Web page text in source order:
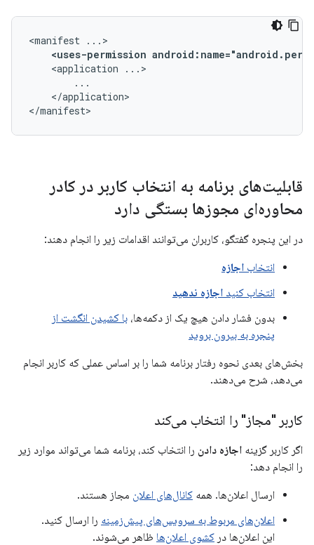
<manifest
<uses-permission
<application
</application>
</manifest>
قابلیت‌های برنامه به انتخاب کاربر در کادر
محاوره‌ای مجوزها بستگی دارد
در این پنجره گفتگو، کاربران می‌توانند اقدامات زیر را انجام دهند:
انتخاب اجازه
انتخاب کنید اجازه ندهید
بدون فشار دادن هیچ یک از دکمه‌ها، با کشیدن انگشت از
پنجره به بیرون بروید
بخش‌های بعدی نحوه رفتار برنامه شما را بر اساس عملی که کاربر انجام
می‌دهد، شرح می‌دهند.
کاربر "مجاز" را انتخاب می‌کند
اگر کاربر گزینه اجازه دادن را انتخاب کند، برنامه شما می‌تواند موارد زیر
را انجام دهد:
ارسال اعلان‌ها. همه کانال‌های اعلان مجاز هستند.
اعلان‌های مربوط به سرویس‌های پیش‌زمینه را ارسال کنید.
این اعلان‌ها در کشوی اعلان‌ها ظاهر می‌شوند.